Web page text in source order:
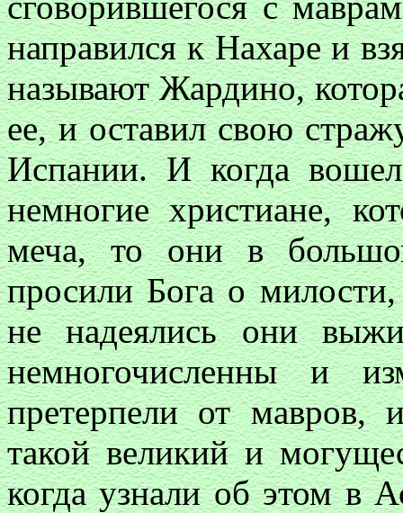
направился к Нахаре и
называют Жардино,
ее, и оставил свою
Испании. И когда
немногие христиане,
меча, то они в
просили Бога о
не надеялись они
немногочисленны и
претерпели от
такой великий и
когда узнали об этом в